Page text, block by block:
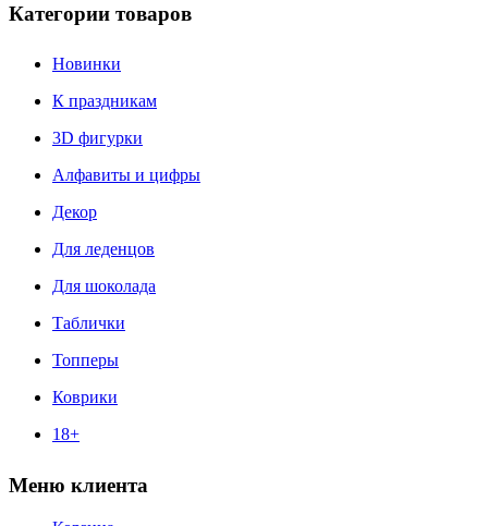
Категории товаров
Новинки
К праздникам
3D фигурки
Алфавиты и цифры
Декор
Для леденцов
Для шоколада
Таблички
Топперы
Коврики
18+
Меню клиента